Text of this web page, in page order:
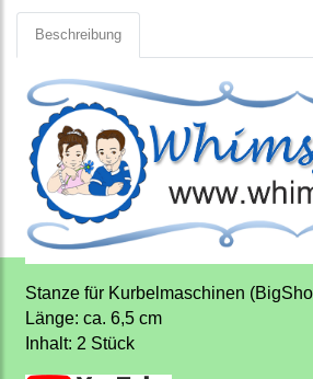
Beschreibung
Stanze für Kurbelmaschinen
Länge: ca. 6,5 cm
Inhalt: 2 Stück